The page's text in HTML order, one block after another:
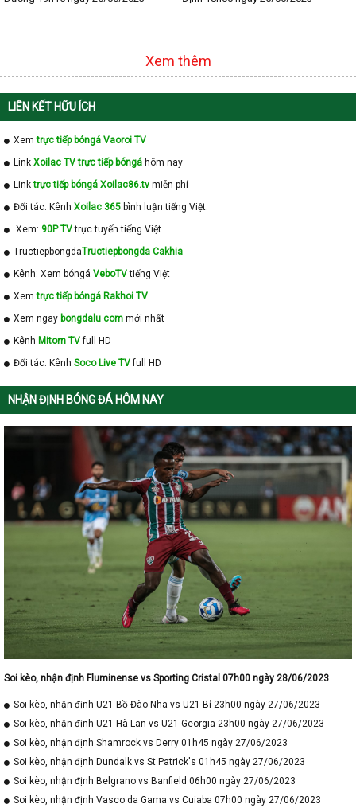
Xem thêm
LIÊN KẾT HỮU ÍCH
Xemtrực tiếp bóngá Vaoroi TV
Link Xoilac TV trực tiếp bóngá hôm nay
Linktrực tiếp bóngá Xoilac86.tv miễn phí
Đối tác: Kênh Xoilac 365 bình luận tiếng Việt.
Xem: 90P TVtrực tuyến tiếng Việt
TructiepbongdaTructiepbongda Cakhia
Kênh: Xem bóngá VeboTVtiếng Việt
Xemtrực tiếp bóngá Rakhoi TV
Xem ngay bongdalu com mới nhất
Kênh Mitom TVfull HD
Đối tác: Kênh Soco Live TVfull HD
NHẬN ĐỊNH BÓNG ĐÁ HÔM NAY
Soi kèo, nhận định Fluminense vs Sporting Cristal 07h00 ngày 28/06/2023
Soi kèo, nhận định U21 Bồ Đào Nha vs U21 Bỉ 23h00 ngày 27/06/2023
Soi kèo, nhận định U21 Hà Lan vs U21 Georgia 23h00 ngày 27/06/2023
Soi kèo, nhận định Shamrock vs Derry 01h45 ngày 27/06/2023
Soi kèo, nhận định Dundalk vs St Patrick's 01h45 ngày 27/06/2023
Soi kèo, nhận định Belgrano vs Banfield 06h00 ngày 27/06/2023
Soi kèo, nhận định Vasco da Gama vs Cuiaba 07h00 ngày 27/06/2023